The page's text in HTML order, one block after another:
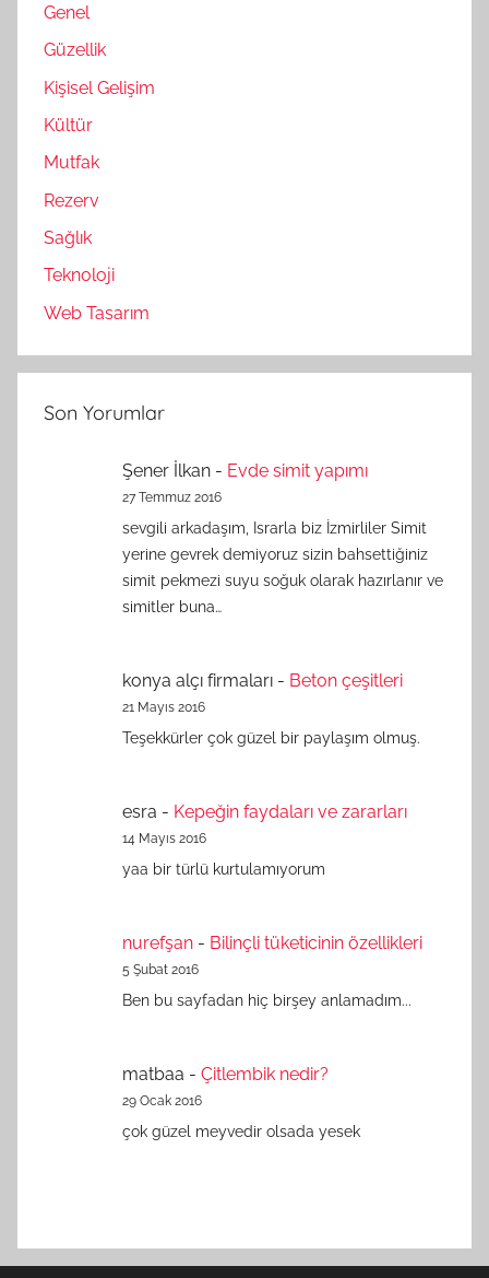
Genel
Güzellik
Kişisel Gelişim
Kültür
Mutfak
Rezerv
Sağlık
Teknoloji
Web Tasarım
Son Yorumlar
Şener İlkan - Evde simit yapımı
27 Temmuz 2016
sevgili arkadaşım, Israrla biz İzmirliler Simit
yerine gevrek demiyoruz sizin bahsettiğiniz
simit pekmezi suyu soğuk olarak hazırlanır ve
simitler buna…
konya alçı firmaları - Beton çeşitleri
21 Mayıs 2016
Teşekkürler çok güzel bir paylaşım olmuş.
esra - Kepeğin faydaları ve zararları
14 Mayıs 2016
yaa bir türlü kurtulamıyorum
nurefşan - Bilinçli tüketicinin özellikleri
5 Şubat 2016
Ben bu sayfadan hiç birşey anlamadım...
matbaa - Çitlembik nedir?
29 Ocak 2016
çok güzel meyvedir olsada yesek